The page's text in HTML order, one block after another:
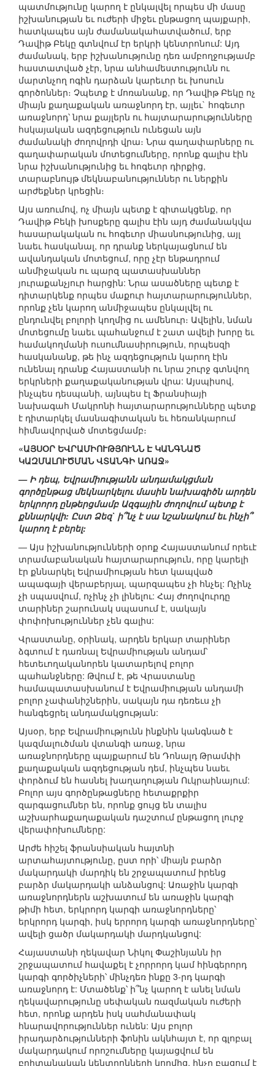
պատմությունը կարող է ընկալվել որպես մի մասը
իշխանության եւ ուժերի միջեւ ընթացող պայքարի,
հատկապես այն ժամանակահատվածում, երբ
Դավիթ Բեկը գտնվում էր երկրի կենտրոնում: Այդ
ժամանակ, երբ իշխանությունը դեռ ամբողջությամբ
հաստատված չէր, նրա անհամեստությունն ու
մարտնչող ոգին դարձան կարեւոր եւ խոսուն
գործոններ։ Չպետք է մոռանանք, որ Դավիթ Բեկը ոչ
միայն քաղաքական առաջնորդ էր, այլեւ` հոգեւոր
առաջնորդ՝ նրա քայլերն ու հայտարարությունները
հսկայական ազդեցություն ունեցան այն
ժամանակի ժողովրդի վրա։ Նրա գաղափարները ու
գաղափարական մոտեցումները, որոնք գալիս էին
նրա իշխանությունից եւ հոգեւոր դիրքից,
տարաբնույթ մեկնաբանություններ ու ներքին
արժեքներ կրեցին։
Այս առումով, ոչ միայն պետք է գիտակցենք, որ
Դավիթ Բեկի խոսքերը գալիս էին այդ ժամանակվա
հասարակական ու հոգեւոր միասնությունից, այլ
նաեւ հասկանալ, որ դրանք ներկայացնում են
ավանդական մոտեցում, որը չէր ենթադրում
անմիջական ու պարզ պատասխաններ
յուրաքանչյուր հարցին: Նրա ասածները պետք է
դիտարկենք որպես մաքուր հայտարարություններ,
որոնք չեն կարող անմիջապես ընկալվել ու
ընդունվել բոլորի կողմից ու ամենուր։ Ավելին, նման
մոտեցումը նաեւ պահանջում է շատ ավելի խորը եւ
համակողմանի ուսումնասիրություն, որպեսզի
հասկանանք, թե ինչ ազդեցություն կարող էին
ունենալ դրանք Հայաստանի ու նրա շուրջ գտնվող
երկրների քաղաքականության վրա: Այսպիսով,
ինչպես դեսպանի, այնպես էլ Ֆրանսիայի
նախագահ Մակրոնի հայտարարությունները պետք
է դիտարկել մասնագիտական եւ հեռանկարում
հիմնավորված մոտեցմամբ։
«ԱՅՍՕՐ ԵՎՐԱՄԻՈՒԹՅՈՒՆՆ Է ԿԱՆԳՆԱԾ
ԿԱԶՄԱԼՈՒԾՄԱՆ ՎՏԱՆԳԻ ԱՌԱՋ»
— Ի դեպ, Եվրամիությանն անդամակցման
գործընթաց մեկնարկելու մասին նախագիծն արդեն
երկրորդ ընթերցմամբ Ազգային ժողովում պետք է
քննարկվի: Ըստ Ձեզ` ի՞նչ է սա նշանակում եւ ինչի՞
կարող է բերել:
— Այս իշխանությունների օրոք Հայաստանում որեւէ
տրամաբանական հայտարարություն, որը կարելի
էր քննարկել Եվրամիության հետ կապված
ապագայի վերաբերյալ, պարզապես չի հնչել: Ոչինչ
չի սպասվում, ոչինչ չի լինելու: Հայ ժողովուրդը
տարիներ շարունակ սպասում է, սակայն
փոփոխություններ չեն գալիս:
Վրաստանը, օրինակ, արդեն երկար տարիներ
ձգտում է դառնալ Եվրամիության անդամ՝
հետեւողականորեն կատարելով բոլոր
պահանջները: Թվում է, թե Վրաստանը
համապատասխանում է Եվրամիության անդամի
բոլոր չափանիշներին, սակայն դա դեռեւս չի
հանգեցրել անդամակցության:
Այսօր, երբ Եվրամիությունն ինքնին կանգնած է
կազմալուծման վտանգի առաջ, նրա
առաջնորդները պայքարում են Դոնալդ Թրամփի
քաղաքական ազդեցության դեմ, ինչպես նաեւ
փորձում են հասնել խաղաղության Ուկրաինայում:
Բոլոր այս գործընթացները հետաքրքիր
զարգացումներ են, որոնք ցույց են տալիս
աշխարհաքաղաքական դաշտում ընթացող լուրջ
վերափոխումները:
Արժե հիշել ֆրանսիական հայտնի
արտահայտությունը, ըստ որի՝ միայն բարձր
մակարդակի մարդիկ են շրջապատում իրենց
բարձր մակարդակի անձանցով: Առաջին կարգի
առաջնորդներն աշխատում են առաջին կարգի
թիմի հետ, երկրորդ կարգի առաջնորդները՝
երկրորդ կարգի, իսկ երրորդ կարգի առաջնորդները՝
ավելի ցածր մակարդակի մարդկանցով:
Հայաստանի ղեկավար Նիկոլ Փաշինյանն իր
շրջապատում հավաքել է չորրորդ կամ հինգերորդ
կարգի գործիչների՝ մինչդեռ ինքը 3-րդ կարգի
առաջնորդ է: Մտածենք՝ ի՞նչ կարող է անել նման
ղեկավարությունը սեփական ռազմական ուժերի
հետ, որոնք արդեն իսկ սահմանափակ
հնարավորություններ ունեն: Այս բոլոր
իրադարձությունների ֆոնին ակնհայտ է, որ գլոբալ
մակարդակում որոշումները կայացվում են
բրիտանական կենտրոնների կողմից, ինչը բացում է